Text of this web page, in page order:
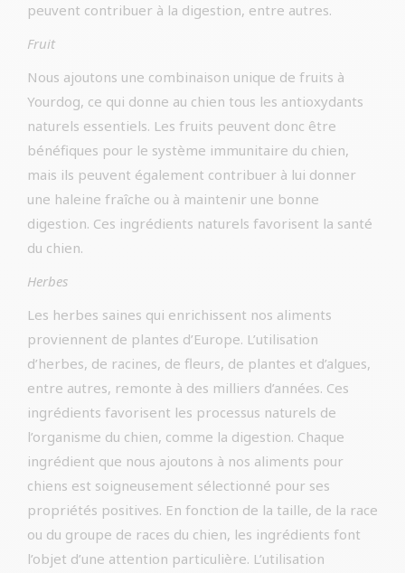
peuvent contribuer à la digestion, entre autres.
Fruit
Nous ajoutons une combinaison unique de fruits à
Yourdog, ce qui donne au chien tous les antioxydants
naturels essentiels. Les fruits peuvent donc être
bénéfiques pour le système immunitaire du chien,
mais ils peuvent également contribuer à lui donner
une haleine fraîche ou à maintenir une bonne
digestion. Ces ingrédients naturels favorisent la santé
du chien.
Herbes
Les herbes saines qui enrichissent nos aliments
proviennent de plantes d’Europe. L’utilisation
d’herbes, de racines, de fleurs, de plantes et d’algues,
entre autres, remonte à des milliers d’années. Ces
ingrédients favorisent les processus naturels de
l’organisme du chien, comme la digestion. Chaque
ingrédient que nous ajoutons à nos aliments pour
chiens est soigneusement sélectionné pour ses
propriétés positives. En fonction de la taille, de la race
ou du groupe de races du chien, les ingrédients font
l’objet d’une attention particulière. L’utilisation